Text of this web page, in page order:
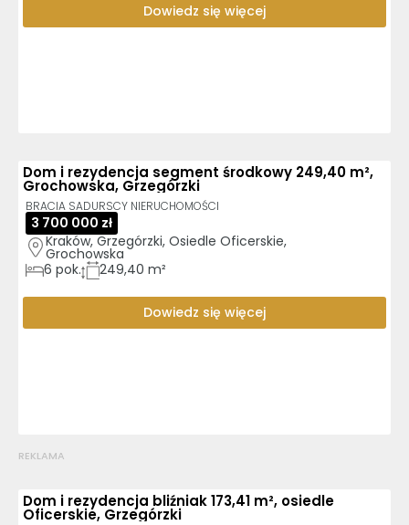
Dowiedz się więcej
Dom i rezydencja segment środkowy 249,40 m²,
Grochowska, Grzegórzki
BRACIA SADURSCY NIERUCHOMOŚCI
3 700 000 zł
Kraków, Grzegórzki, Osiedle Oficerskie,
Grochowska
6 pok. 249,40 m²
Dowiedz się więcej
REKLAMA
Dom i rezydencja bliźniak 173,41 m², osiedle
Oficerskie, Grzegórzki